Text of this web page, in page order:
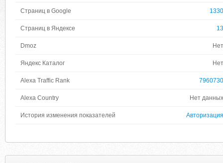
Страниц в Google 1330
Страниц в Яндексе 13
Dmoz Нет
Яндекс Каталог Нет
Alexa Traffic Rank 7960730
Alexa Country Нет данных
История изменения показателей Авторизация